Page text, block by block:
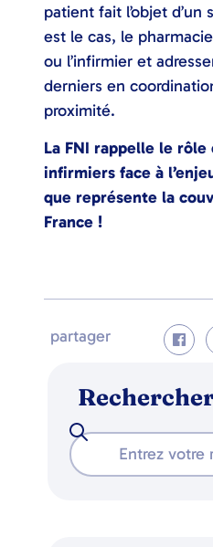
patient fait l’objet d’un
est le cas, le
ou l’infirmier et
derniers en
proximité.
La FNI rappelle le rôle
infirmiers face à
que représente la
France !
partager